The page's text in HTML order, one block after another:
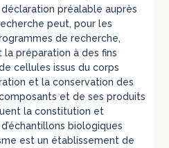
préalable auprès
peut, pour les
de recherche,
préparation à des fins
cellules issus du corps
et la conservation des
et de ses produits
la constitution et
biologiques
est un établissement de